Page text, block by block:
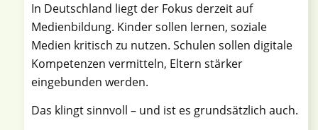
In Deutschland liegt der Fokus derzeit auf
Medienbildung. Kinder sollen lernen, soziale
Medien kritisch zu nutzen. Schulen sollen digitale
Kompetenzen vermitteln, Eltern stärker
eingebunden werden.
Das klingt sinnvoll – und ist es grundsätzlich auch.